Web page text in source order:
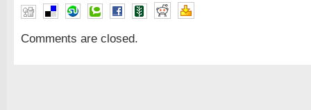
Comments are closed.